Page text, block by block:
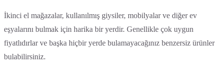
İkinci el mağazalar, kullanılmış giysiler, mobilyalar ve diğer ev
eşyalarını bulmak için harika bir yerdir. Genellikle çok uygun
fiyatlıdırlar ve başka hiçbir yerde bulamayacağınız benzersiz ürünler
bulabilirsiniz.